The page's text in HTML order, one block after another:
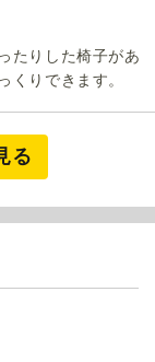
たりした椅子があ
くりできます。
る